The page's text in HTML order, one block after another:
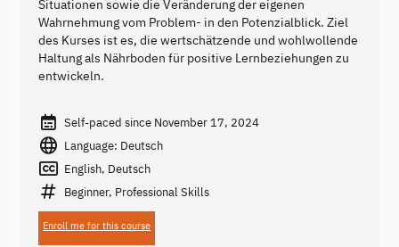
Situationen sowie die Veränderung der eigenen
Wahrnehmung vom Problem- in den Potenzialblick. Ziel
des Kurses ist es, die wertschätzende und wohlwollende
Haltung als Nährboden für positive Lernbeziehungen zu
entwickeln.
Self-paced since November 17, 2024
Language: Deutsch
English, Deutsch
Beginner, Professional Skills
Enroll me for this course